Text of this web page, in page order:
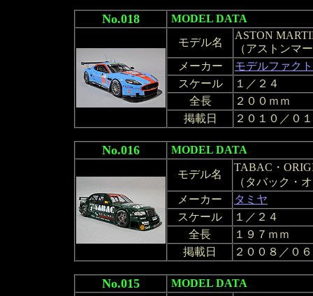
No.018
MODEL DATA
モデル名
ASTON
（アストン
メーカー
モデルファク
スケール
１／２４
全長
２００ｍｍ
掲載日
２０１０／０
No.016 MODEL DATA
モデル名
TABAC・
（タバック・
メーカー
タミヤ
スケール
１／２４
全長
１９７ｍｍ
掲載日
２００８／０
No.015
MODEL DATA